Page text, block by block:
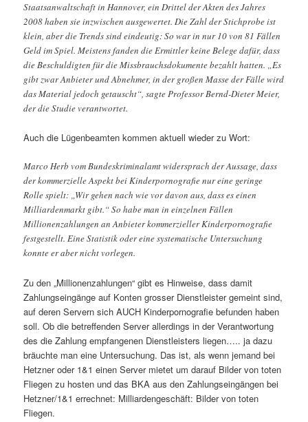
Staatsanwaltschaft in Hannover, ein Drittel der Akten des Jahres
2008 haben sie inzwischen ausgewertet. Die Zahl der Stichprobe ist
klein, aber die Trends sind eindeutig: So war in nur 10 von 81 Fällen
Geld im Spiel. Meistens fanden die Ermittler keine Belege dafür, dass
die Beschuldigten für die Missbrauchsdokumente bezahlt hatten. „Es
gibt zwar Anbieter und Abnehmer, in der großen Masse der Fälle wird
das Material jedoch getauscht“, sagte Professor Bernd-Dieter Meier,
der die Studie verantwortet.
Auch die Lügenbeamten kommen aktuell wieder zu Wort:
Marco Herb vom Bundeskriminalamt widersprach der Aussage, dass
der kommerzielle Aspekt bei Kinderpornografie nur eine geringe
Rolle spielt: „Wir gehen nach wie vor davon aus, dass es einen
Milliardenmarkt gibt.“ So habe man in einzelnen Fällen
Millionenzahlungen an Anbieter kommerzieller Kinderpornografie
festgestellt. Eine Statistik oder eine systematische Untersuchung
konnte er aber nicht vorlegen.
Zu den „Millionenzahlungen“ gibt es Hinweise, dass damit
Zahlungseingänge auf Konten grosser Dienstleister gemeint sind,
auf deren Servern sich AUCH Kinderpornografie befunden haben
soll. Ob die betreffenden Server allerdings in der Verantwortung
des die Zahlung empfangenen Dienstleisters liegen….. ja dazu
bräuchte man eine Untersuchung. Das ist, als wenn jemand bei
Hetzner oder 1&1 einen Server mietet um darauf Bilder von toten
Fliegen zu hosten und das BKA aus den Zahlungseingängen bei
Hetzner/1&1 errechnet: Milliardengeschäft: Bilder von toten
Fliegen.